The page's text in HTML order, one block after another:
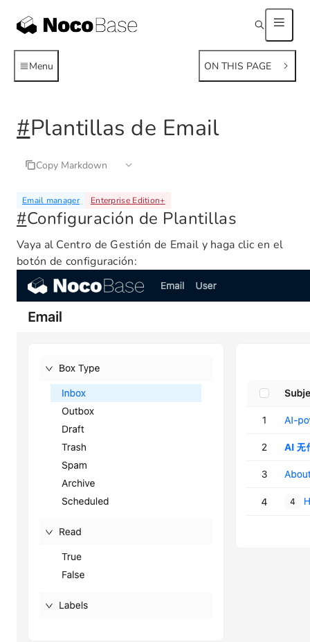
Menu ON THIS PAGE
#Plantillas de Email
Copy Markdown
Email manager Enterprise Edition+
#Configuración de Plantillas
Vaya al Centro de Gestión de Email y haga clic en el
botón de configuración: